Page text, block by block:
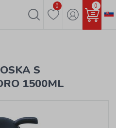
0 0
S
1500ML